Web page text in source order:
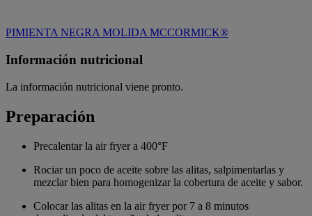
PIMIENTA NEGRA MOLIDA MCCORMICK®
Información nutricional
La información nutricional viene pronto.
Preparación
Precalentar la air fryer a 400°F
Rociar un poco de aceite sobre las alitas, salpimentarlas y
mezclar bien para homogenizar la cobertura de aceite y sabor.
Colocar las alitas en la air fryer por 7 a 8 minutos